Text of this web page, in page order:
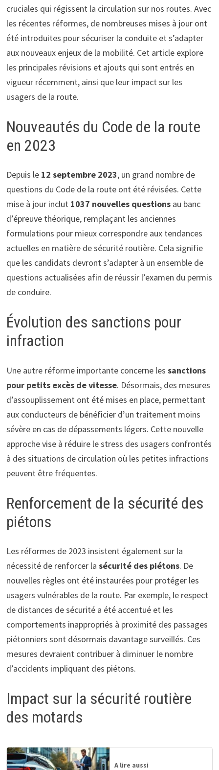
cruciales qui régissent la circulation sur nos routes. Avec
les récentes réformes, de nombreuses mises à jour ont
été introduites pour sécuriser la conduite et s’adapter
aux nouveaux enjeux de la mobilité. Cet article explore
les principales révisions et ajouts qui sont entrés en
vigueur récemment, ainsi que leur impact sur les
usagers de la route.
Nouveautés du Code de la route
en 2023
Depuis le 12 septembre 2023, un grand nombre de
questions du Code de la route ont été révisées. Cette
mise à jour inclut 1037 nouvelles questionsau banc
d’épreuve théorique, remplaçant les anciennes
formulations pour mieux correspondre aux tendances
actuelles en matière de sécurité routière. Cela signifie
que les candidats devront s’adapter à un ensemble de
questions actualisées afin de réussir l’examen du permis
de conduire.
Évolution des sanctions pour
infraction
Une autre réforme importante concerne les sanctions
pour petits excès de vitesse. Désormais, des mesures
d’assouplissement ont été mises en place, permettant
aux conducteurs de bénéficier d’un traitement moins
sévère en cas de dépassements légers. Cette nouvelle
approche vise à réduire le stress des usagers confrontés
à des situations de circulation où les petites infractions
peuvent être fréquentes.
Renforcement de la sécurité des
piétons
Les réformes de 2023 insistent également sur la
nécessité de renforcer la sécurité des piétons. De
nouvelles règles ont été instaurées pour protéger les
usagers vulnérables de la route. Par exemple, le respect
de distances de sécurité a été accentué et les
comportements inappropriés à proximité des passages
piétonniers sont désormais davantage surveillés. Ces
mesures devraient contribuer à diminuer le nombre
d’accidents impliquant des piétons.
Impact sur la sécurité routière
des motards
A lire aussi